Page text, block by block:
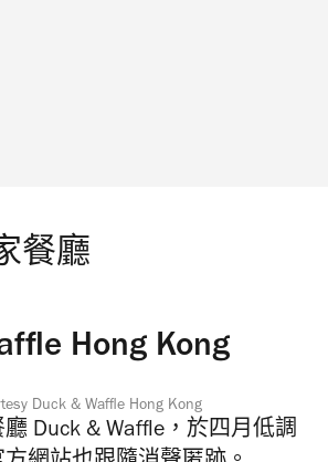
餐廳
Hong Kong
Duck & Waffle Hong Kong
Duck & Waffle， 於四月低調